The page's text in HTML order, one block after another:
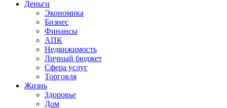
Деньги
Экономика
Бизнес
Финансы
АПК
Недвижимость
Личный бюджет
Сфера услуг
Торговля
Жизнь
Здоровье
Дом